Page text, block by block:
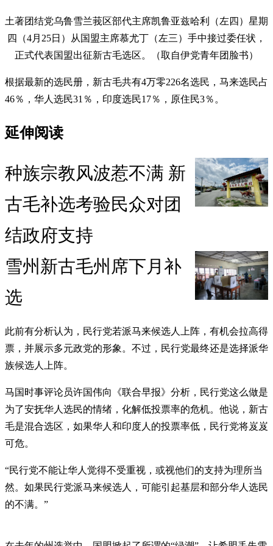
土著团结党乌鲁雪兰莪区部代主席凯鲁亚兹哈利（左四）星期
四（4月25日）从国盟主席慕尤丁（左三）手中接过委任状，
正式代表国盟出征新古毛选区。（取自伊党青年团脸书）
根据最新的选民册，新古毛共有4万零226名选民，马来选民占
46％，华人选民31％，印度选民17％，原住民3％。
延伸阅读
种族宗教风波惹不满 新
古毛补选考验民众对团
结政府支持
雪州新古毛州席下月补
选
此前有分析认为，民行党若派马来候选人上阵，有机会拉高得
票，并展示多元政党的形象。不过，民行党最终还是选择派华
族候选人上阵。
马国时事评论员许国伟向《联合早报》分析，民行党这么做是
为了安抚华人选民的情绪，化解低投票率的危机。他说，新古
毛是混合选区，如果华人和印度人的投票率低，民行党将岌岌
可危。
“民行党不能让华人觉得不受重视，或视他们的支持为理所当
然。如果民行党派马来候选人，可能引起基层和部分华人选民
的不满。”